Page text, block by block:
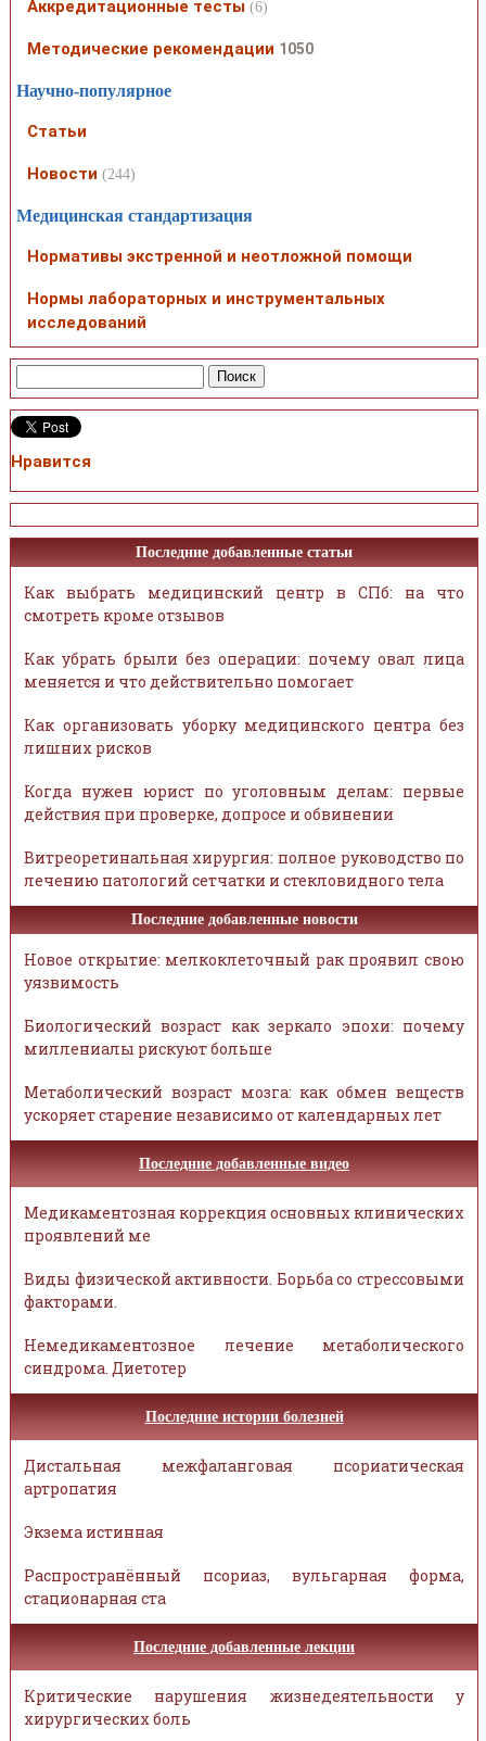
Аккредитационные тесты (6)
Методические рекомендации 1050
Научно-популярное
Статьи
Новости (244)
Медицинская стандартизация
Нормативы экстренной и неотложной помощи
Нормы лабораторных и инструментальных
исследований
Нравится
Последние добавленные статьи
Как выбрать медицинский центр в СПб: на что
смотреть кроме отзывов
Как убрать брыли без операции: почему овал лица
меняется и что действительно помогает
Как организовать уборку медицинского центра без
лишних рисков
Когда нужен юрист по уголовным делам: первые
действия при проверке, допросе и обвинении
Витреоретинальная хирургия: полное руководство по
лечению патологий сетчатки и стекловидного тела
Последние добавленные новости
Новое открытие: мелкоклеточный рак проявил свою
уязвимость
Биологический возраст как зеркало эпохи: почему
миллениалы рискуют больше
Метаболический возраст мозга: как обмен веществ
ускоряет старение независимо от календарных лет
Последние добавленные видео
Медикаментозная коррекция основных клинических
проявлений ме
Виды физической активности. Борьба со стрессовыми
факторами.
Немедикаментозное лечение метаболического
синдрома. Диетотер
Последние истории болезней
Дистальная межфаланговая псориатическая
артропатия
Экзема истинная
Распространённый псориаз, вульгарная форма,
стационарная ста
Последние добавленные лекции
Критические нарушения жизнедеятельности у
хирургических боль